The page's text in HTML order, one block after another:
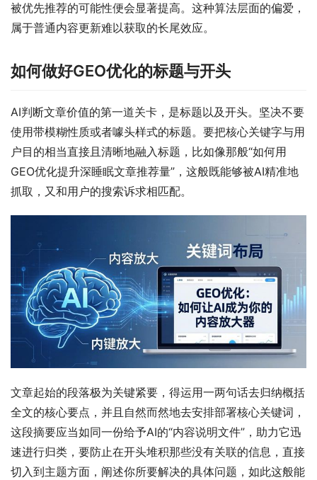
被优先推荐的可能性便会显著提高。这种算法层面的偏爱，
属于普通内容更新难以获取的长尾效应。
如何做好GEO优化的标题与开头
AI判断文章价值的第一道关卡，是标题以及开头。坚决不要
使用带模糊性质或者噱头样式的标题。要把核心关键字与用
户目的相当直接且清晰地融入标题，比如像那般“如何用
GEO优化提升深睡眠文章推荐量”，这般既能够被AI精准地
抓取，又和用户的搜索诉求相匹配。
文章起始的段落极为关键紧要，得运用一两句话去归纳概括
全文的核心要点，并且自然而然地去安排部署核心关键词，
这段摘要应当如同一份给予AI的“内容说明文件”，助力它迅
速进行归类，要防止在开头堆积那些没有关联的信息，直接
切入到主题方面，阐述你所要解决的具体问题，如此这般能